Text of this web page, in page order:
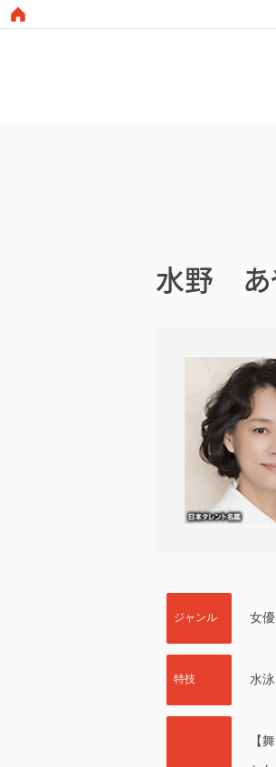
水野 あ
ジャンル 女優
特技 水
【